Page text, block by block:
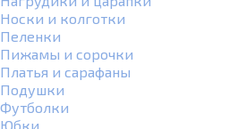
Носки и колготки
Пеленки
Пижамы и сорочки
Платья и сарафаны
Подушки
Футболки
Юбки